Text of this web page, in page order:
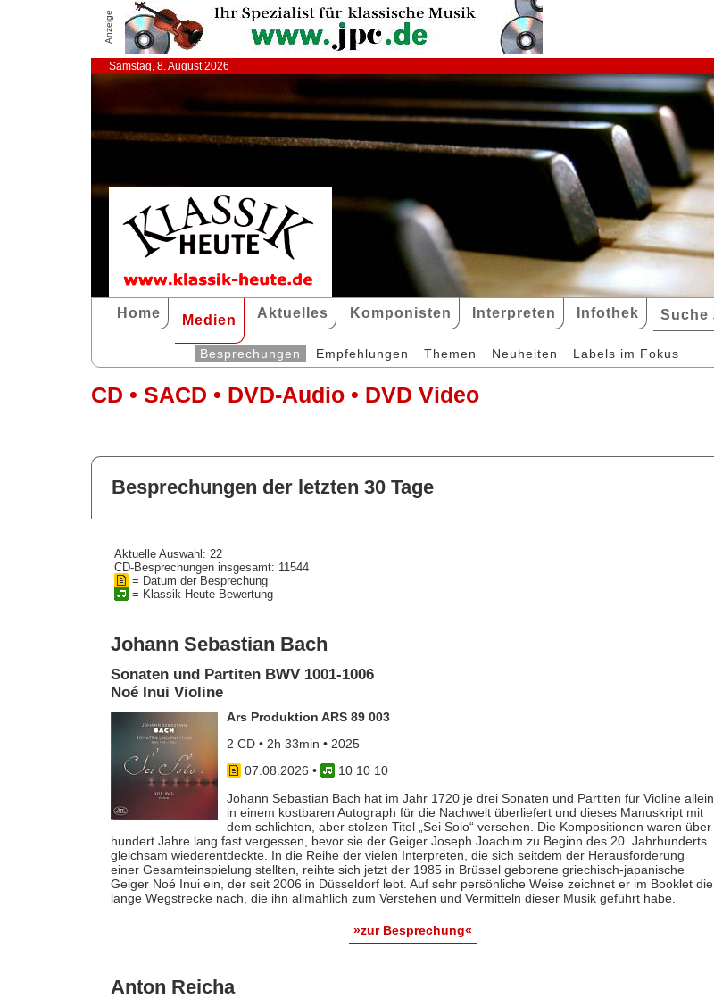
Anzeige
Samstag, 8. August 2026
Home Medien Aktuelles Komponisten Interpreten Infothek Suche
Besprechungen Empfehlungen Themen Neuheiten Labels im Fokus
CD • SACD • DVD-Audio • DVD Video
Besprechungen der letzten 30 Tage
Aktuelle Auswahl: 22
CD-Besprechungen insgesamt: 11544
= Datum der Besprechung
= Klassik Heute Bewertung
Johann Sebastian Bach
Sonaten und Partiten BWV 1001-1006
Noé Inui Violine
Ars Produktion ARS 89 003
2 CD • 2h 33min • 2025
07.08.2026 •
10 10 10
Johann Sebastian Bach hat im Jahr 1720 je drei Sonaten und Partiten für Violine allein
in einem kostbaren Autograph für die Nachwelt überliefert und dieses Manuskript mit
dem schlichten, aber stolzen Titel „Sei Solo“ versehen. Die Kompositionen waren über
hundert Jahre lang fast vergessen, bevor sie der Geiger Joseph Joachim zu Beginn des 20. Jahrhunderts
gleichsam wiederentdeckte. In die Reihe der vielen Interpreten, die sich seitdem der Herausforderung
einer Gesamteinspielung stellten, reihte sich jetzt der 1985 in Brüssel geborene griechisch-japanische
Geiger Noé Inui ein, der seit 2006 in Düsseldorf lebt. Auf sehr persönliche Weise zeichnet er im Booklet die
lange Wegstrecke nach, die ihn allmählich zum Verstehen und Vermitteln dieser Musik geführt habe.
»zur Besprechung«
Anton Reicha